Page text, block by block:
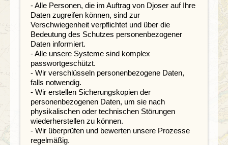
- Alle Personen, die im Auftrag von Djoser auf Ihre
Daten zugreifen können, sind zur
Verschwiegenheit verpflichtet und über die
Bedeutung des Schutzes personenbezogener
Daten informiert.
- Alle unsere Systeme sind komplex
passwortgeschützt.
- Wir verschlüsseln personenbezogene Daten,
falls notwendig.
- Wir erstellen Sicherungskopien der
personenbezogenen Daten, um sie nach
physikalischen oder technischen Störungen
wiederherstellen zu können.
- Wir überprüfen und bewerten unsere Prozesse
regelmäßig.